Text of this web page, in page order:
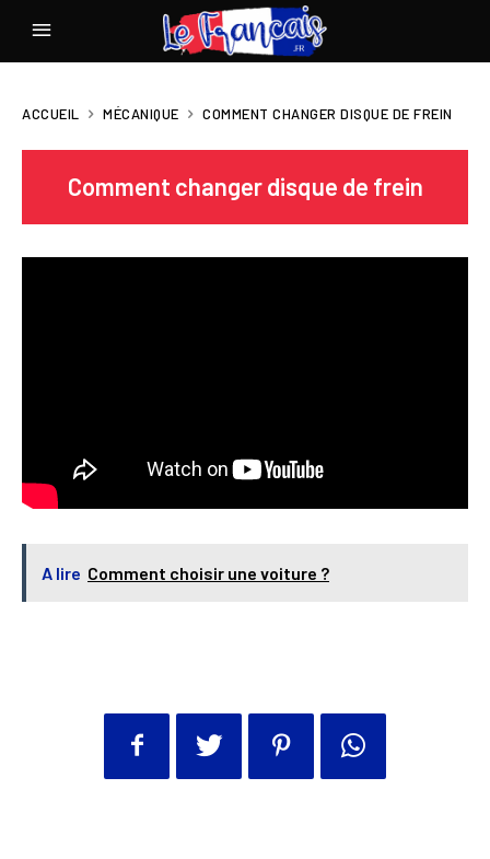
ACCUEIL MÉCANIQUE COMMENT CHANGER DISQUE DE FREIN
Comment changer disque de frein
A lire Comment choisir une voiture ?